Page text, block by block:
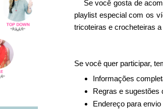
Se você gosta de
playlist especial com os
tricoteiras e crocheteiras
Se você quer participar,
Informações
Regras e sugestões
Endereço para envio